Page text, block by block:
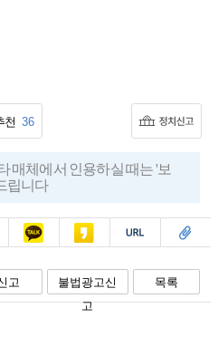
천 36
매체에서 인용하실 때는 '보
립니다
카톡 카스 복사 스크랩
고
불법광고신
고
목록